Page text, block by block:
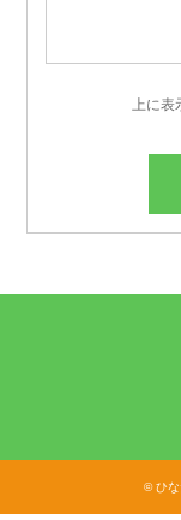
上に表
©ひ